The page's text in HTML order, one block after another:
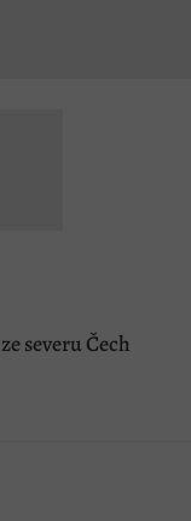
severu Čech